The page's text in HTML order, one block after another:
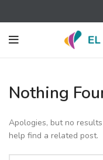
Nothing
Apologies, but no
help find a related post.